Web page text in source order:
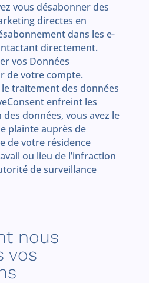
vous désabonner des
directes en
dans les e-
directement.
vos Données
de votre compte.
traitement des données
enfreint les
données, vous avez le
plainte auprès de
de votre résidence
ou lieu de l’infraction
de surveillance
nous
vos